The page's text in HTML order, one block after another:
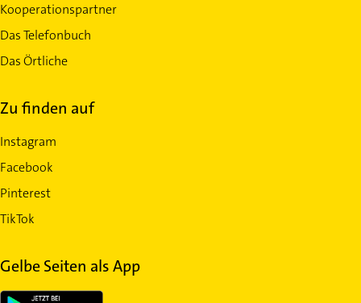
Kooperationspartner
Das Telefonbuch
Das Örtliche
Zu finden auf
Instagram
Facebook
Pinterest
TikTok
Gelbe Seiten als App